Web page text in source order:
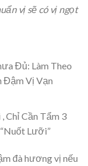
vị sẽ có vị ngọt
Đủ: Làm Theo
Đậm Vị Vạn
Chỉ Cần Tẩm 3
Lưỡi”​
đà hương vị nếu